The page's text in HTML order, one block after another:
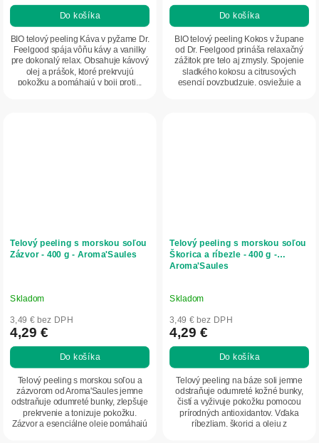
Do košíka
BIO telový peeling Káva v pyžame Dr.
Feelgood spája vôňu kávy a vanilky
pre dokonalý relax. Obsahuje kávový
olej a prášok, ktoré prekrvujú
pokožku a pomáhajú v boji proti...
Do košíka
BIO telový peeling Kokos v župane
od Dr. Feelgood prináša relaxačný
zážitok pre telo aj zmysly. Spojenie
sladkého kokosu a citrusových
esencií povzbudzuje, osviežuje a
Telový peeling s morskou soľou
Zázvor - 400 g - Aroma'Saules
Skladom
3,49 € bez DPH
4,29 €
Do košíka
Telový peeling s morskou soľou a
zázvorom od Aroma'Saules jemne
odstraňuje odumreté bunky, zlepšuje
prekrvenie a tonizuje pokožku.
Zázvor a esenciálne oleje pomáhajú
Telový peeling s morskou soľou
Škorica a ríbezle - 400 g -
Aroma'Saules
Skladom
3,49 € bez DPH
4,29 €
Do košíka
Telový peeling na báze soli jemne
odstraňuje odumreté kožné bunky,
čistí a vyživuje pokožku pomocou
prírodných antioxidantov. Vďaka
ríbezliam, škorici a oleju z